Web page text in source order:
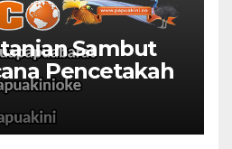
Sambut
Pencetakah
di Papua